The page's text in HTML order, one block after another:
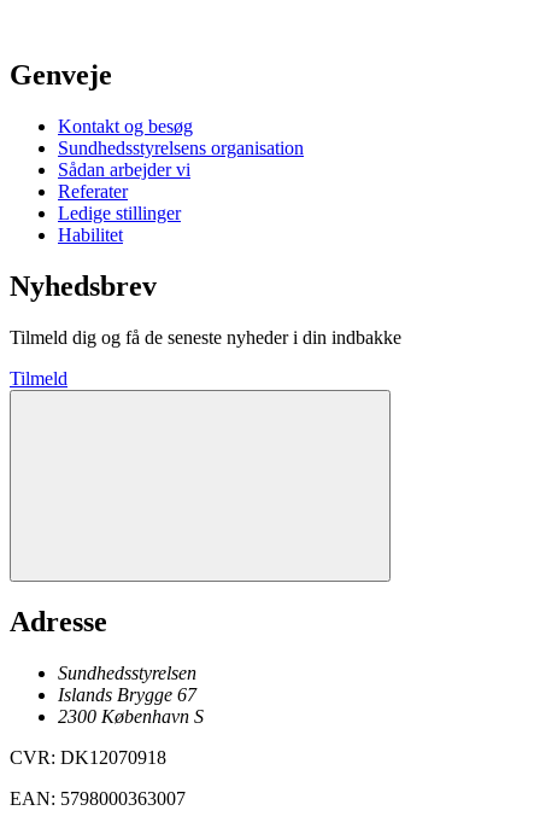
Genveje
Kontakt og besøg
Sundhedsstyrelsens organisation
Sådan arbejder vi
Referater
Ledige stillinger
Habilitet
Nyhedsbrev
Tilmeld dig og få de seneste nyheder i din indbakke
Tilmeld
Adresse
Sundhedsstyrelsen
Islands Brygge 67
2300 København S
CVR: DK12070918
EAN: 5798000363007